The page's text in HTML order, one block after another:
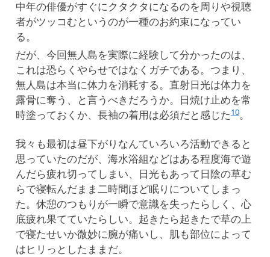
中年の俳優がすぐにクタクタになるのを周りや視聴
者がツッコむというのが一種のお約束になってい
る。
だが、今回無人島を実際に経験して分かったのは、
これは恐らくやらせではなくガチである。つまり、
無人島は本当に体力を消耗する。直射日光は体力を
露骨に奪う、と言うべきだろうか。日焼け止めを常
時塗っておくか、長袖の着用は必須だと感じた10。
我々も最初は昼下がりなんていろいろ活動できると
思っていたのだが、海水浴組などはある程度海で遊
んだら疲れ切ってしまい、日光もあって日陰の草む
らで寝転んだまま二時間ほど眠りについてしまっ
た。休憩のつもりが一瞬で意識を失ったらしく、心
底疲れ果てていたらしい。起きたら起きたで草の上
で寝たせいか微妙に腕が痛いし、肌も部位によって
はヒリっとしたままだ。